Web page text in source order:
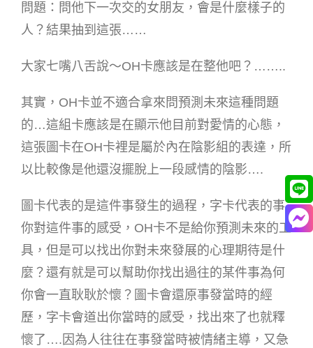
問題：問他下一次交的女朋友，會是什麼樣子的
人？結果抽到這張……
大家七嘴八舌說～OH卡應該是在整他吧？……..
其實，OH卡並不適合拿來問預測未來這種問題
的…這組卡應該是在顯示他目前對愛情的心態，
這張圖卡在OH卡裡是屬於內在陰影組的表達，所
以比較像是他還沒擺脫上一段感情的陰影….
圖卡代表的是這件事發生的過程，字卡代表的事
你對這件事的感受，OH卡不是給你預測未來的工
具，但是可以找出你對未來發展的心理期待是什
麼？還有就是可以幫助你找出過往的某件事為何
你會一直耿耿於懷？圖卡會還原事發當時的經
歷，字卡會道出你當時的感受，找出來了也就釋
懷了….因為人往往在事發當時被情緒主導，又急